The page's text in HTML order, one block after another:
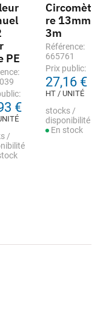
PE
€
/
Circomèt
re 13mm
3m
Référence:
665761
Prix public:
27,16 €
HT / UNITÉ
stocks /
disponibilité
En stock